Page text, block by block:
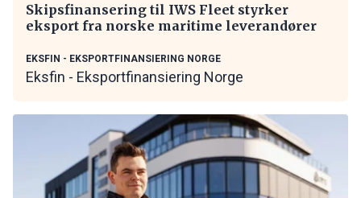
Skipsfinansering til IWS Fleet styrker
eksport fra norske maritime leverandører
EKSFIN - EKSPORTFINANSIERING NORGE
Eksfin - Eksportfinansiering Norge